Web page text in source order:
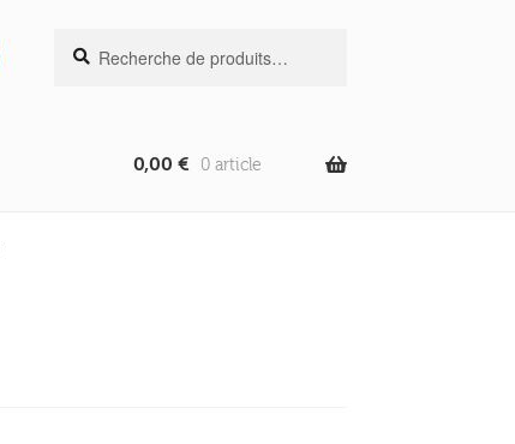
pour :
Recherche
0,00 € 0 article